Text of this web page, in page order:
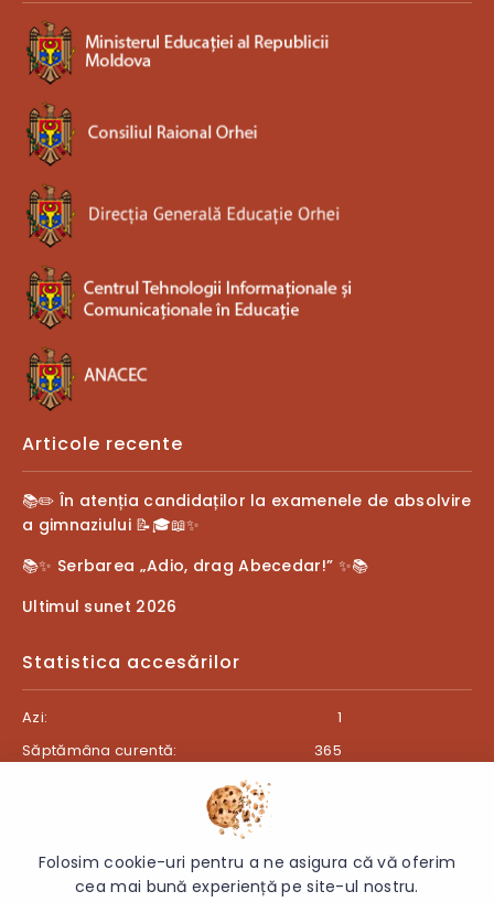
Articole recente
📚✏️ În atenția candidaților la examenele de absolvire
a gimnaziului 📝🎓📖✨
📚✨ Serbarea „Adio, drag Abecedar!” ✨📚
Ultimul sunet 2026
Statistica accesărilor
Azi:
1
Săptămâna curentă:
365
Folosim cookie-uri pentru a ne asigura că vă oferim
cea mai bună experiență pe site-ul nostru.